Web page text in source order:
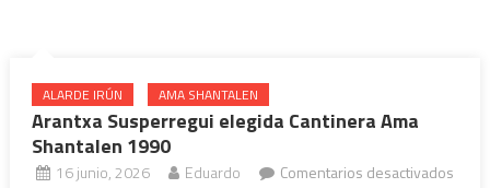
2026
ALARDE IRÚN AMA SHANTALEN
Arantxa Susperregui elegida Cantinera Ama
Shantalen 1990
16 junio, 2026 Eduardo
Comentarios desactivados